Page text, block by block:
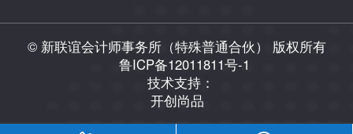
© 新联谊会计师事务所（特殊普通合伙） 版权所有
鲁ICP备12011811号-1
技术支持：
开创尚品